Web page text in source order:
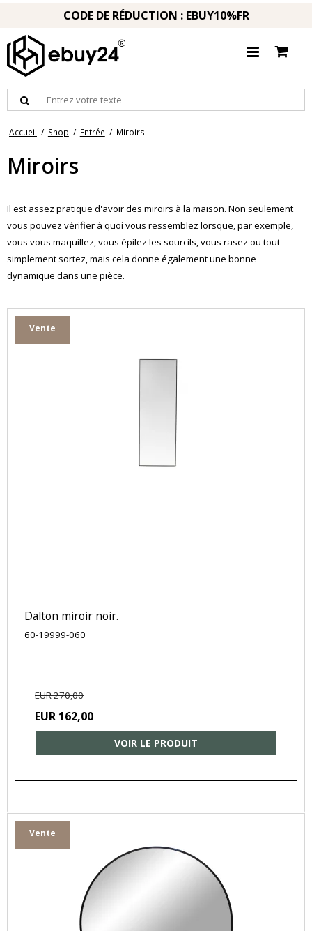
CODE DE RÉDUCTION : EBUY10%FR
Accueil / Shop / Entrée / Miroirs
Miroirs
Il est assez pratique d'avoir des miroirs à la maison. Non seulement
vous pouvez vérifier à quoi vous ressemblez lorsque, par exemple,
vous vous maquillez, vous épilez les sourcils, vous rasez ou tout
simplement sortez, mais cela donne également une bonne
dynamique dans une pièce.
Vente
Dalton miroir noir.
60-19999-060
EUR 270,00
EUR 162,00
VOIR LE PRODUIT
Vente